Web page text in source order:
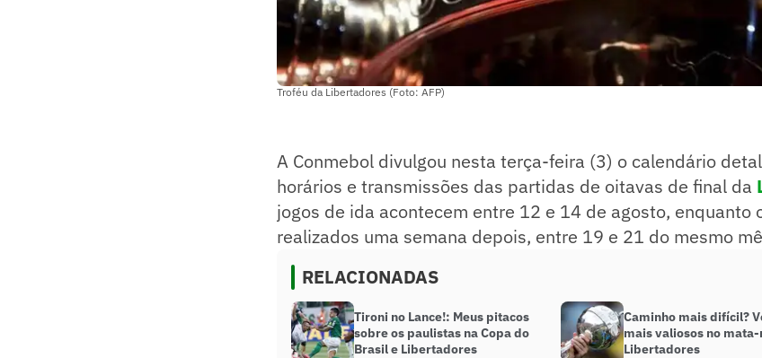
Troféu da Libertadores (Foto: AFP)
A Conmebol divulgou nesta terça-feira (3) o calendário
horários e transmissões das partidas de oitavas de final da
jogos de ida acontecem entre 12 e 14 de agosto, enquanto
realizados uma semana depois, entre 19 e 21 do mesmo
RELACIONADAS
Tironi no Lance!: Meus pitacos
sobre os paulistas na Copa do
Brasil e Libertadores
Caminho mais difícil?
mais valiosos no
Libertadores